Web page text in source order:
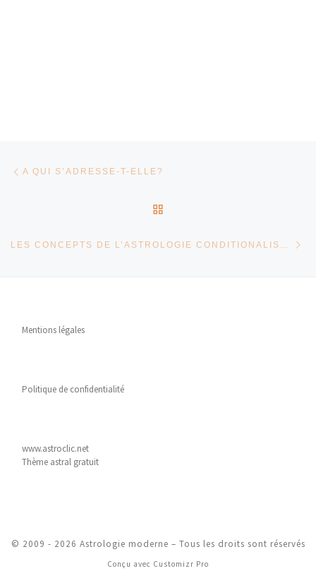
A QUI S’ADRESSE-T-ELLE?
Mentions légales
Politique de confidentialité
www.astroclic.net
Thème astral gratuit
© 2009 - 2026 Astrologie moderne – Tous les droits sont réservés
Conçu avec Customizr Pro